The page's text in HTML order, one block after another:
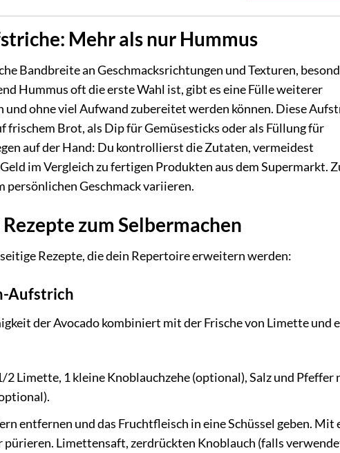
Mehr als nur Hummus
Bandbreite an Geschmacksrichtungen und Texturen,
Hummus oft die erste Wahl ist, gibt es eine Fülle weiterer
ohne viel Aufwand zubereitet werden können. Diese
frischem Brot, als Dip für Gemüsesticks oder als Füllung für
auf der Hand: Du kontrollierst die Zutaten, vermeidest
im Vergleich zu fertigen Produkten aus dem Supermarkt.
persönlichen Geschmack variieren.
zum Selbermachen
Rezepte, die dein Repertoire erweitern werden:
Aufstrich
der Avocado kombiniert mit der Frische von Limette und
2 Limette, 1 kleine Knoblauchzehe (optional), Salz und Pfeffer
entfernen und das Fruchtfleisch in eine Schüssel geben. Mit
pürieren. Limettensaft, zerdrückten Knoblauch (falls